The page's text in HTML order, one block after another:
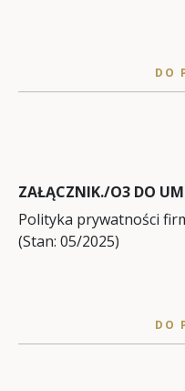
DO
ZAŁĄCZNIK./O3 DO
Polityka prywatności
(Stan: 05/2025)
DO